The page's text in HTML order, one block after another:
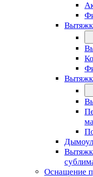
Оснащение